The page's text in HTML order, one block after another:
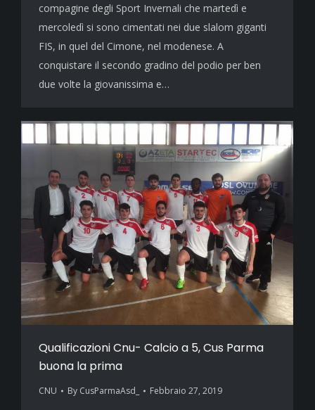
compagine degli Sport Invernali che martedì e
mercoledì si sono cimentati nei due slalom giganti
FIS, in quel del Cimone, nel modenese. A
conquistare il secondo gradino del podio per ben
due volte la giovanissima e…
Qualificazioni Cnu- Calcio a 5, Cus Parma
buona la prima
CNU By CusParmaAsd_ Febbraio 27, 2019